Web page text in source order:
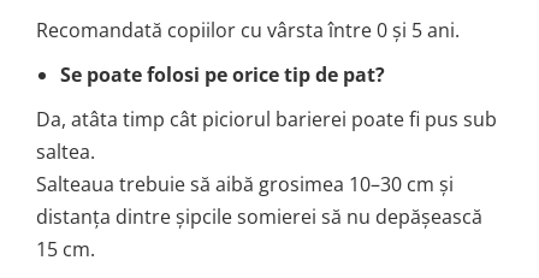
Recomandată copiilor cu vârsta între 0 și 5 ani.
Se poate folosi pe orice tip de pat?
Da, atâta timp cât piciorul barierei poate fi pus sub
saltea.
Salteaua trebuie să aibă grosimea 10–30 cm și
distanța dintre șipcile somierei să nu depășească
15 cm.